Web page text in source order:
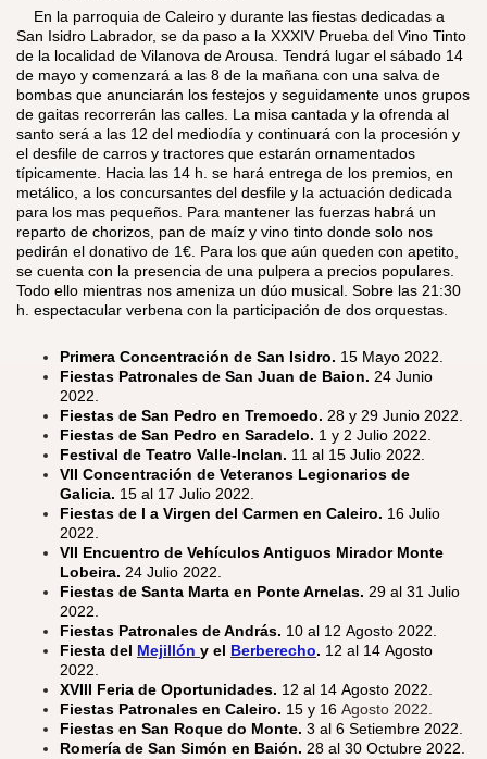
En la parroquia de Caleiro y durante las fiestas dedicadas a
San Isidro Labrador, se da paso a la XXXIV Prueba del Vino Tinto
de la localidad de Vilanova de Arousa. Tendrá lugar el sábado 14
de mayo y comenzará a las 8 de la mañana con una salva de
bombas que anunciarán los festejos y seguidamente unos grupos
de gaitas recorrerán las calles. La misa cantada y la ofrenda al
santo será a las 12 del mediodía y continuará con la procesión y
el desfile de carros y tractores que estarán ornamentados
típicamente. Hacia las 14 h. se hará entrega de los premios, en
metálico, a los concursantes del desfile y la actuación dedicada
para los mas pequeños. Para mantener las fuerzas habrá un
reparto de chorizos, pan de maíz y vino tinto donde solo nos
pedirán el donativo de 1€. Para los que aún queden con apetito,
se cuenta con la presencia de una pulpera a precios populares.
Todo ello mientras nos ameniza un dúo musical. Sobre las 21:30
h. espectacular verbena con la participación de dos orquestas.
Primera Concentración de San Isidro. 15 Mayo 2022.
Fiestas Patronales de San Juan de Baion. 24 Junio
2022.
Fiestas de San Pedro en Tremoedo. 28 y 29 Junio 2022.
Fiestas de San Pedro en Saradelo. 1 y 2 Julio 2022.
Festival de Teatro Valle-Inclan. 11 al 15 Julio 2022.
VII Concentración de Veteranos Legionarios de
Galicia. 15 al 17 Julio 2022.
Fiestas de l a Virgen del Carmen en Caleiro. 16 Julio
2022.
VII Encuentro de Vehículos Antiguos Mirador Monte
Lobeira. 24 Julio 2022.
Fiestas de Santa Marta en Ponte Arnelas. 29 al 31 Julio
2022.
Fiestas Patronales de András. 10 al 12 Agosto 2022.
Fiesta del Mejillón y el Berberecho. 12 al 14 Agosto
2022.
XVIII Feria de Oportunidades. 12 al 14 Agosto 2022.
Fiestas Patronales en Caleiro. 15 y 16 Agosto 2022.
Fiestas en San Roque do Monte. 3 al 6 Setiembre 2022.
Romería de San Simón en Baión. 28 al 30 Octubre 2022.